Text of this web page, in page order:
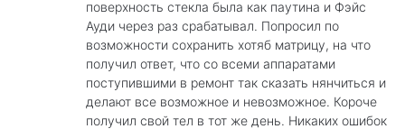
поверхность стекла была как паутина и Фэйс
Ауди через раз срабатывал. Попросил по
возможности сохранить хотяб матрицу, на что
получил ответ, что со всеми аппаратами
поступившими в ремонт так сказать нянчиться и
делают все возможное и невозможное. Короче
получил свой тел в тот же день. Никаких ошибок